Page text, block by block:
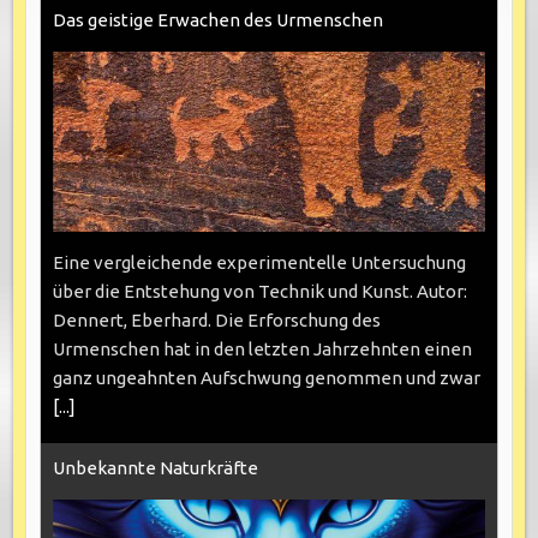
Das geistige Erwachen des Urmenschen
Eine vergleichende experimentelle Untersuchung
über die Entstehung von Technik und Kunst. Autor:
Dennert, Eberhard. Die Erforschung des
Urmenschen hat in den letzten Jahrzehnten einen
ganz ungeahnten Aufschwung genommen und zwar
[...]
Unbekannte Naturkräfte